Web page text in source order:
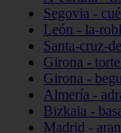
Segovia -
León - la-
Santa-cruz-
Girona -
Girona -
Almería -
Bizkaia -
Madrid -